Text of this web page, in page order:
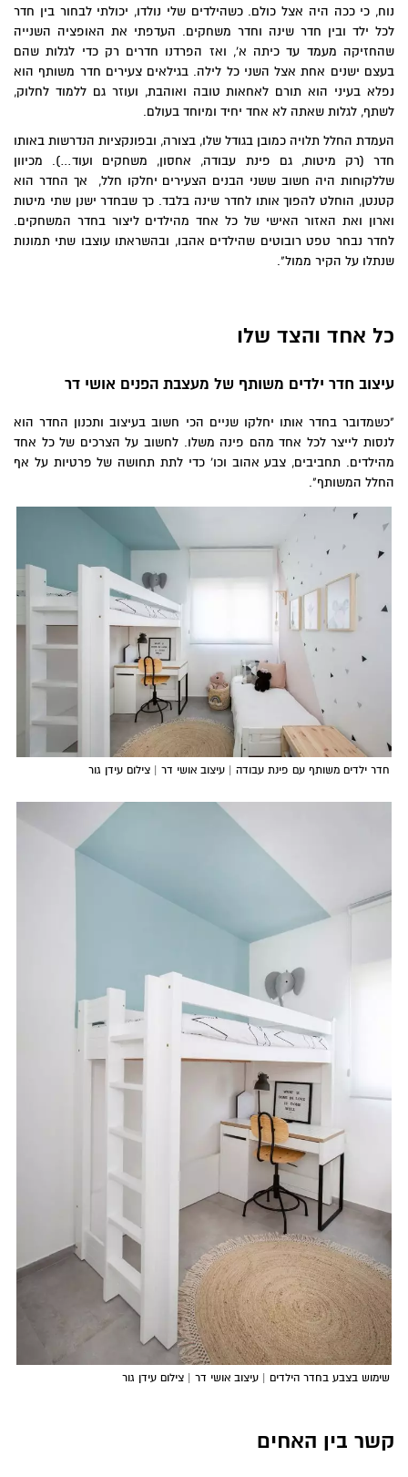
נוח, כי ככה היה אצל כולם. כשהילדים שלי נולדו, יכולתי לבחור בין חדר
לכל ילד ובין חדר שינה וחדר משחקים. העדפתי את האופציה השנייה
שהחזיקה מעמד עד כיתה א', ואז הפרדנו חדרים רק כדי לגלות שהם
בעצם ישנים אחת אצל השני כל לילה. בגילאים צעירים חדר משותף הוא
נפלא בעיני הוא תורם לאחאות טובה ואוהבת, ועוזר גם ללמוד לחלוק,
לשתף, לגלות שאתה לא אחד יחיד ומיוחד בעולם.
העמדת החלל תלויה כמובן בגודל שלו, בצורה, ובפונקציות הנדרשות באותו
חדר (רק מיטות, גם פינת עבודה, אחסון, משחקים ועוד…). מכיוון
שללקוחות היה חשוב ששני הבנים הצעירים יחלקו חלל, אך החדר הוא
קטנטן, הוחלט להפוך אותו לחדר שינה בלבד. כך שבחדר ישנן שתי מיטות
וארון ואת האזור האישי של כל אחד מהילדים ליצור בחדר המשחקים.
לחדר נבחר טפט רובוטים שהילדים אהבו, ובהשראתו עוצבו שתי תמונות
שנתלו על הקיר ממול".
כל אחד והצד שלו
עיצוב חדר ילדים משותף של מעצבת הפנים אושי דר
"כשמדובר בחדר אותו יחלקו שניים הכי חשוב בעיצוב ותכנון החדר הוא
לנסות לייצר לכל אחד מהם פינה משלו. לחשוב על הצרכים של כל אחד
מהילדים. תחביבים, צבע אהוב וכו' כדי לתת תחושה של פרטיות על אף
החלל המשותף".
חדר ילדים משותף עם פינת עבודה | עיצוב אושי דר | צילום עידן גור
שימוש בצבע בחדר הילדים | עיצוב אושי דר | צילום עידן גור
קשר בין האחים